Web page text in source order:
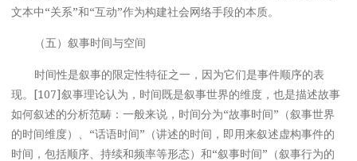
文本中“关系”和“互动”作为构建社会网络手段的本质。
（五）叙事时间与空间
时间性是叙事的限定性特征之一，因为它们是事件顺序的表
现。[107]叙事理论认为，时间既是叙事世界的维度，也是描述故事
如何叙述的分析范畴：一般来说，时间分为“故事时间”（叙事世界
的时间维度）、“话语时间”（讲述的时间，即用来叙述虚构事件的
时间，包括顺序、持续和频率等形态）和“叙事时间”（叙事行为的